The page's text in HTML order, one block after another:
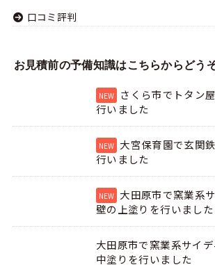
口コミ評判
お見積前の予備知識はこちらからどう
さくら市でトタン
行いました
大宮保育園で玄関
行いました
大田原市で窯業系
壁の上塗りを行いました
大田原市で窯業系サイ
中塗りを行いました